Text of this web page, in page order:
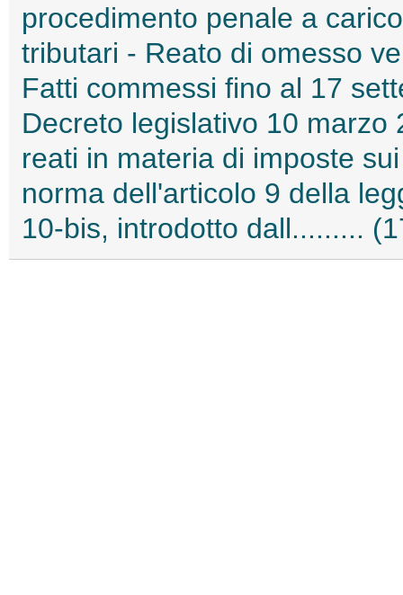
procedimento penale a
tributari - Reato di omesso
Fatti commessi fino al 17
Decreto legislativo 10
reati in materia di imposte
norma dell'articolo 9 della
10-bis, introdotto dall.........